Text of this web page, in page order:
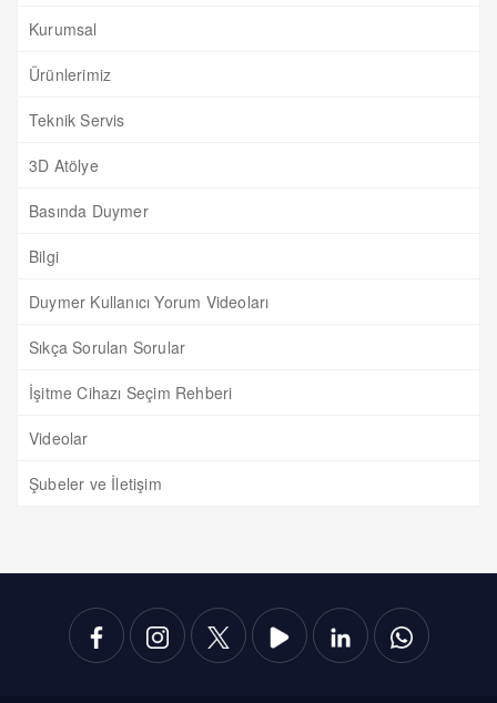
Kurumsal
Ürünlerimiz
Teknik Servis
3D Atölye
Basında Duymer
Bilgi
Duymer Kullanıcı Yorum Videoları
Sıkça Sorulan Sorular
İşitme Cihazı Seçim Rehberi
Videolar
Şubeler ve İletişim